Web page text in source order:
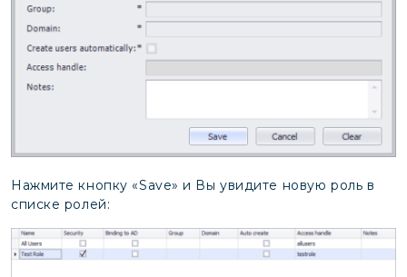
Нажмите кнопку «Save» и Вы увидите новую роль в
списке ролей: